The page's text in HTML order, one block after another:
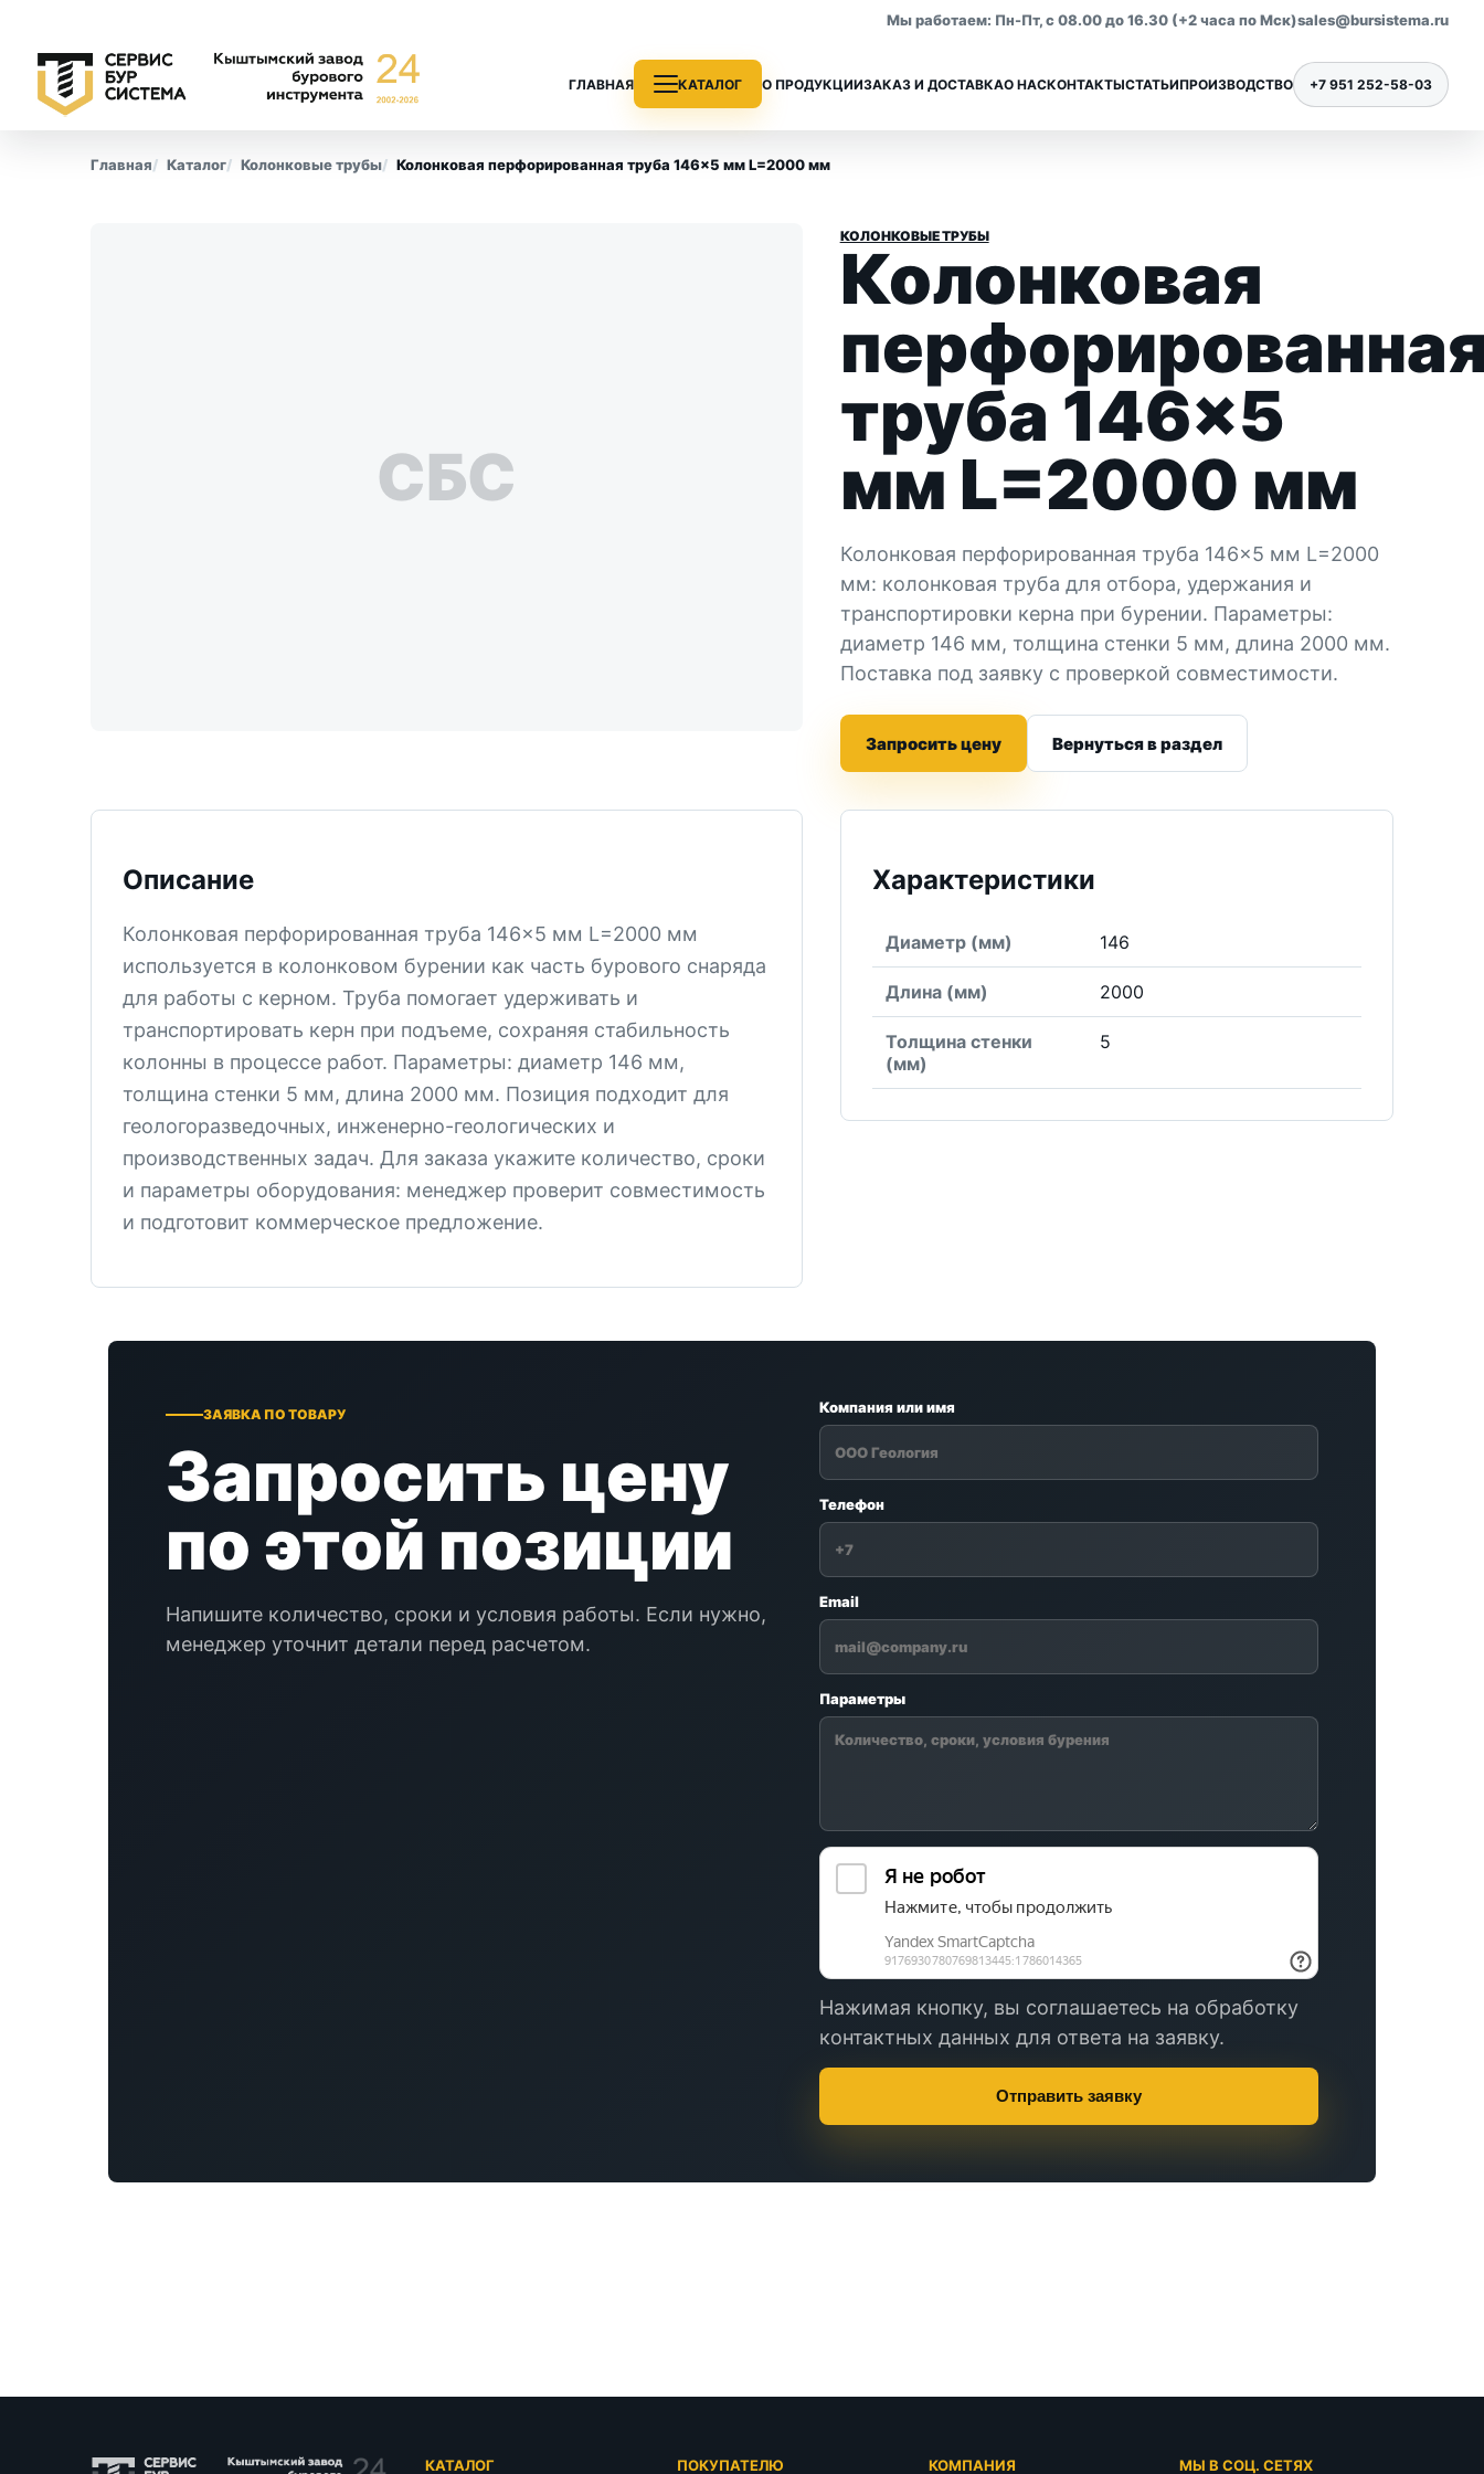
Мы работаем: Пн-Пт, с 08.00 до 16.30 (+2 часа по Мск)sales@bursistema.ru
ГЛАВНАЯ КАТАЛОГ
Все позиции раздела
Все позиции раздела Все позиции раздела
О ПРОДУКЦИИЗАКАЗ И ДОСТАВКАО НАСКОНТАКТЫСТАТЬИПРОИЗВОДСТВО +7 951 252-58-03
Главная Каталог Колонковые трубы Колонковая перфорированная труба 146×5 мм L=2000 мм
СБС
КОЛОНКОВЫЕ ТРУБЫ
Колонковая
труба 146×5
мм L=2000 мм
Колонковая перфорированная труба 146×5 мм L=2000
мм: колонковая труба для отбора, удержания и
транспортировки керна при бурении. Параметры:
диаметр 146 мм, толщина стенки 5 мм, длина 2000 мм.
Поставка под заявку с проверкой совместимости.
Запросить цену Вернуться в раздел
Описание
Колонковая перфорированная труба 146×5 мм L=2000 мм
используется в колонковом бурении как часть бурового снаряда
для работы с керном. Труба помогает удерживать и
транспортировать керн при подъеме, сохраняя стабильность
колонны в процессе работ. Параметры: диаметр 146 мм,
толщина стенки 5 мм, длина 2000 мм. Позиция подходит для
геологоразведочных, инженерно-геологических и
производственных задач. Для заказа укажите количество, сроки
и параметры оборудования: менеджер проверит совместимость
и подготовит коммерческое предложение.
Характеристики
Диаметр (мм) 146
Длина (мм) 2000
Толщина стенки
(мм)
5
ЗАЯВКА ПО ТОВАРУ
Запросить цену
по этой позиции
Напишите количество, сроки и условия работы. Если нужно,
менеджер уточнит детали перед расчетом.
Компания или имя
Телефон
Email
Параметры
Нажимая кнопку, вы соглашаетесь на обработку
контактных данных для ответа на заявку.
Отправить заявку
КАТАЛОГ ПОКУПАТЕЛЮ КОМПАНИЯ МЫ В СОЦ. СЕТЯХ